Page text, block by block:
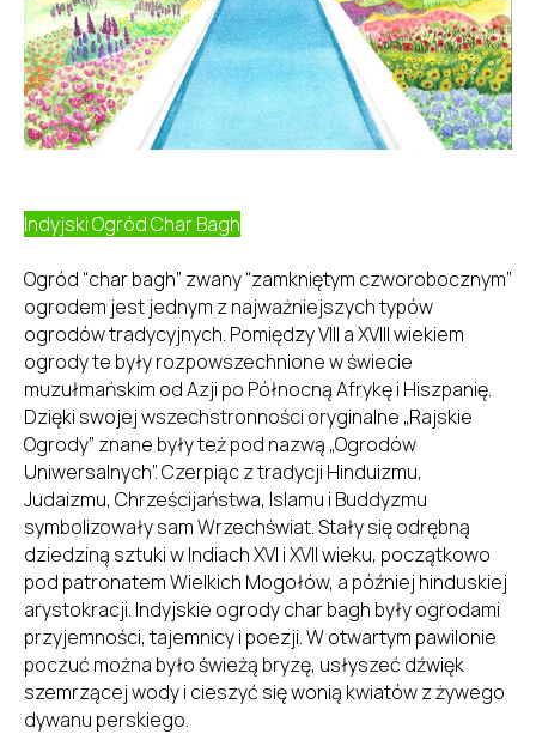
Indyjski Ogród Char Bagh
Ogród “char bagh” zwany “zamkniętym czworobocznym”
ogrodem jest jednym z najważniejszych typów
ogrodów tradycyjnych. Pomiędzy VIII a XVIII wiekiem
ogrody te były rozpowszechnione w świecie
muzułmańskim od Azji po Północną Afrykę i Hiszpanię.
Dzięki swojej wszechstronności oryginalne „Rajskie
Ogrody” znane były też pod nazwą „Ogrodów
Uniwersalnych”. Czerpiąc z tradycji Hinduizmu,
Judaizmu, Chrześcijaństwa, Islamu i Buddyzmu
symbolizowały sam Wrzechświat. Stały się odrębną
dziedziną sztuki w Indiach XVI i XVII wieku, początkowo
pod patronatem Wielkich Mogołów, a później hinduskiej
arystokracji. Indyjskie ogrody char bagh były ogrodami
przyjemności, tajemnicy i poezji. W otwartym pawilonie
poczuć można było świeżą bryzę, usłyszeć dźwięk
szemrzącej wody i cieszyć się wonią kwiatów z żywego
dywanu perskiego.